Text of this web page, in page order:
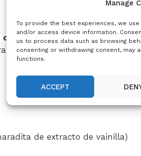
Manage
To provide the best experiences, we
and/or access device information.
us to process data such as browsing
consenting or withdrawing consent,
functions.
ACCEPT
crema pastelera para rellenar
darle un toque extra de sabor
de extracto de vainilla)